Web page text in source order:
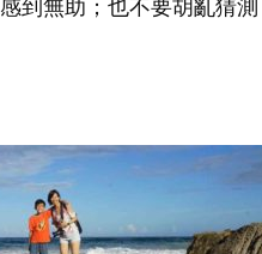
到無助；也不要胡亂猜測